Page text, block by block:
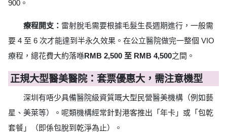
900。
療程開支： 雷射脫毛需要根據毛髮生長週期進行，一般需
要 4 至 6 次才能達到半永久效果。在公立醫院做完一整個 VIO
療程，總花費大約落喺RMB 2,500 至 RMB 4,500之間。
正規大型醫美醫院：套票優惠大，需注意機型
深圳有唔少具備醫院級資質嘅大型民營醫美機構（例如藝
星、美萊等）。呢類機構經常針對港客推出「年卡」或「包乾
套餐」（即係包脫到乾淨為止）。